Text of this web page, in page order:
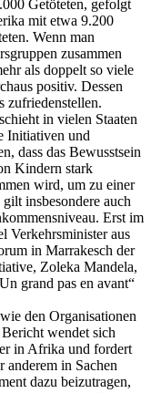
Getöteten, gefolgt
mit etwa 9.200
Wenn man
zusammen
als doppelt so viele
positiv. Dessen
zufriedenstellen.
in vielen Staaten
Initiativen und
dass das Bewusstsein
Kindern stark
wird, um zu einer
insbesondere auch
Erst im
Verkehrsminister aus
in Marrakesch der
Zoleka Mandela,
grand pas en avant“
den Organisationen
wendet sich
in Afrika und fordert
anderem in Sachen
dazu beizutragen,